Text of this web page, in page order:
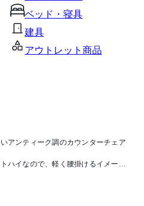
ベッド・寝具
建具
アウトレット商品
アンティーク調のカウンターチェア
ハイなので、軽く腰掛けるイメージ
力的に見えます。